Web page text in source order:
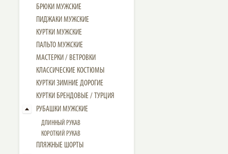
БРЮКИ МУЖСКИЕ
ПИДЖАКИ МУЖСКИЕ
КУРТКИ МУЖСКИЕ
ПАЛЬТО МУЖСКИЕ
МАСТЕРКИ / ВЕТРОВКИ
КЛАССИЧЕСКИЕ КОСТЮМЫ
КУРТКИ ЗИМНИЕ ДОРОГИЕ
КУРТКИ БРЕНДОВЫЕ / ТУРЦИЯ
РУБАШКИ МУЖСКИЕ
ДЛИННЫЙ РУКАВ
КОРОТКИЙ РУКАВ
ПЛЯЖНЫЕ ШОРТЫ